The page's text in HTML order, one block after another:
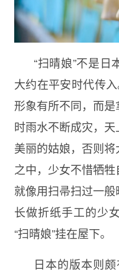
“扫晴娘”不是日
大约在平安时代传
形象有所不同，而
时雨水不断成灾，
美丽的姑娘，否则
之中，少女不惜牺
就像用扫帚扫过一
长做折纸手工的少
“扫晴娘”挂在屋下。
日本的版本则